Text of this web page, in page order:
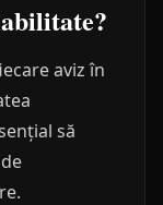
aviz în
să